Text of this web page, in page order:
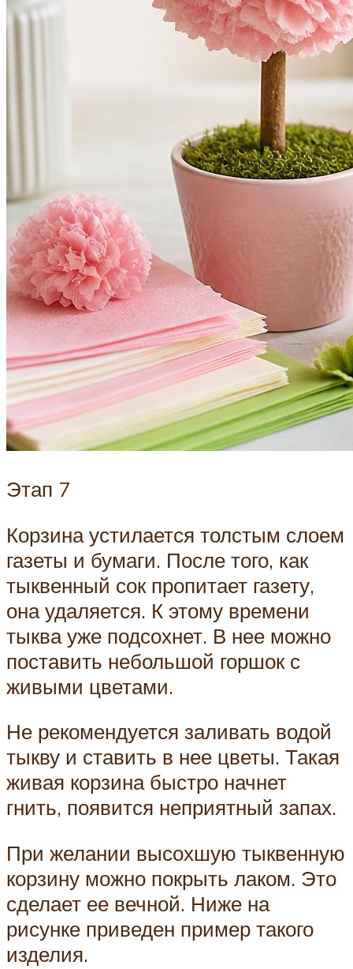
Этап 7
Корзина устилается толстым слоем
газеты и бумаги. После того, как
тыквенный сок пропитает газету,
она удаляется. К этому времени
тыква уже подсохнет. В нее можно
поставить небольшой горшок с
живыми цветами.
Не рекомендуется заливать водой
тыкву и ставить в нее цветы. Такая
живая корзина быстро начнет
гнить, появится неприятный запах.
При желании высохшую тыквенную
корзину можно покрыть лаком. Это
сделает ее вечной. Ниже на
рисунке приведен пример такого
изделия.